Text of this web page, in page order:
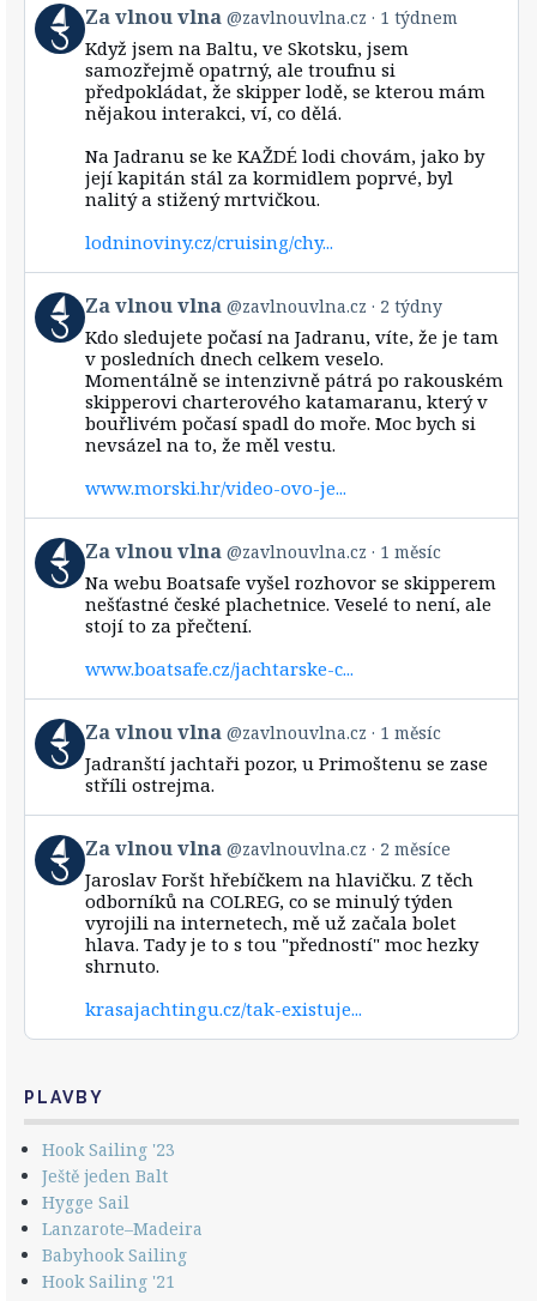
View
post
by
Bluesky
Za vlnou vlna @zavlnouvlna.cz 1 týdnem
Když jsem na Baltu, ve Skotsku, jsem
samozřejmě opatrný, ale troufnu si
předpokládat, že skipper lodě, se kterou mám
nějakou interakci, ví, co dělá.
Na Jadranu se ke KAŽDÉ lodi chovám, jako by
její kapitán stál za kormidlem poprvé, byl
nalitý a stižený mrtvičkou.
lodninoviny.cz/cruising/chy...
View
post
by
Bluesky
Za vlnou vlna @zavlnouvlna.cz 2 týdny
Kdo sledujete počasí na Jadranu, víte, že je tam
v posledních dnech celkem veselo.
Momentálně se intenzivně pátrá po rakouském
skipperovi charterového katamaranu, který v
bouřlivém počasí spadl do moře. Moc bych si
nevsázel na to, že měl vestu.
www.morski.hr/video-ovo-je...
View
post
by
Za vlnou vlna @zavlnouvlna.cz 1 měsíc
Na webu Boatsafe vyšel rozhovor se skipperem
nešťastné české plachetnice. Veselé to není, ale
stojí to za přečtení.
www.boatsafe.cz/jachtarske-c...
View
post
by
vlnou
vlna
on
Bluesky
Za vlnou vlna @zavlnouvlna.cz 1 měsíc
Jadranští jachtaři pozor, u Primoštenu se zase
stříli ostrejma.
View
post
by
Za vlnou vlna @zavlnouvlna.cz 2 měsíce
Jaroslav Foršt hřebíčkem na hlavičku. Z těch
odborníků na COLREG, co se minulý týden
vyrojili na internetech, mě už začala bolet
hlava. Tady je to s tou "předností" moc hezky
shrnuto.
krasajachtingu.cz/tak-existuje...
PLAVBY
Hook Sailing '23
Ještě jeden Balt
Hygge Sail
Lanzarote–Madeira
Babyhook Sailing
Hook Sailing '21